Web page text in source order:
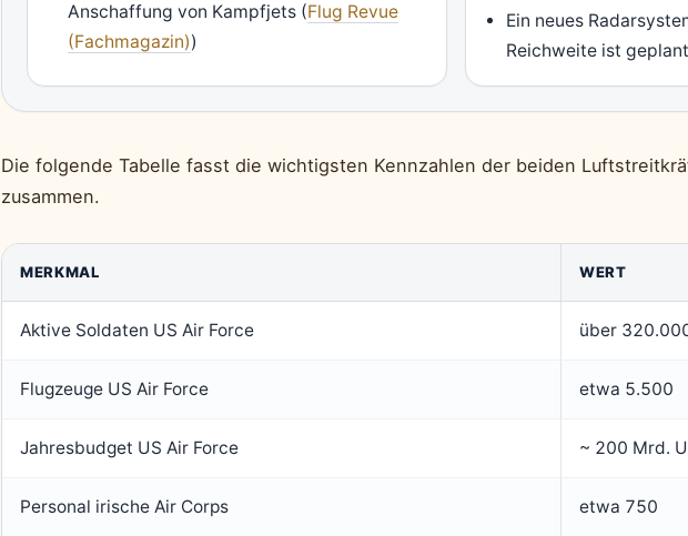
Anschaffung von Kampfjets (Flug Revue
(Fachmagazin))
Ein neues
Reichweite ist geplant
Die folgende Tabelle fasst die wichtigsten Kennzahlen der beiden
zusammen.
MERKMAL WERT
Aktive Soldaten US Air Force über
Flugzeuge US Air Force etwa 5.500
Jahresbudget US Air Force ~ 200 Mrd.
Personal irische Air Corps etwa 750